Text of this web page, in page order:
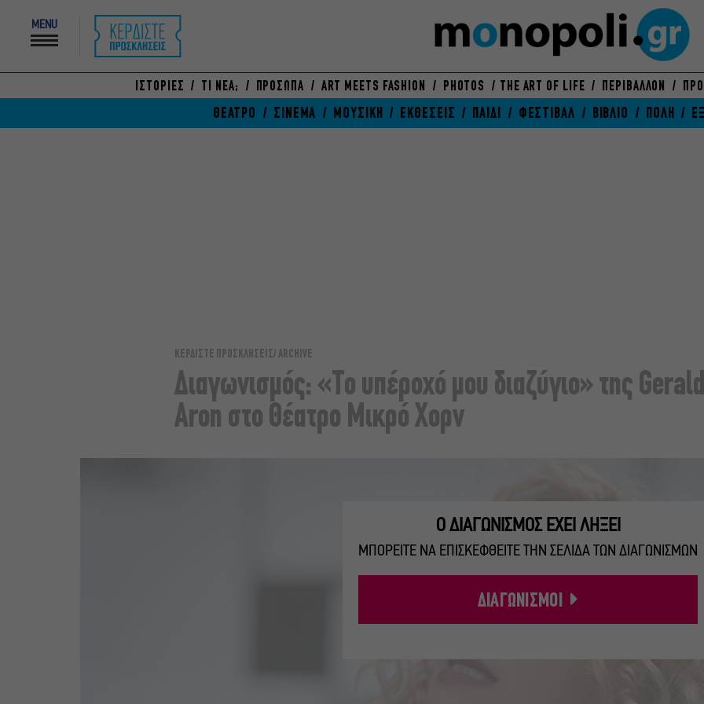
MENU
ΙΣΤΟΡΙΕΣ ΤΙ ΝΕΑ; ΠΡΟΣΩΠΑ ART MEETS FASHION PHOTOS THE ART OF LIFE ΠΕΡΙΒΑΛΛΟΝ
ΘΕΑΤΡΟ ΣΙΝΕΜΑ ΜΟΥΣΙΚΗ ΕΚΘΕΣΕΙΣ ΠΑΙΔΙ ΦΕΣΤΙΒΑΛ ΒΙΒΛΙΟ ΠΟΛΗ
ΚΕΡΔΙΣΤΕ ΠΡΟΣΚΛΗΣΕΙΣ ARCHIVE
Διαγωνισμός: «To υπέροχό μου διαζύγιο» της
Aron στο Θέατρο Μικρό Χορν
Ο ΔΙΑΓΩΝΙΣΜΟΣ ΕΧΕΙ ΛΗΞΕΙ
ΜΠΟΡΕΙΤΕ ΝΑ ΕΠΙΣΚΕΦΘΕΙΤΕ ΤΗΝ ΣΕΛΙΔΑ ΤΩΝ ΔΙΑΓΩΝΙΣΜΩΝ
ΔΙΑΓΩΝΙΣΜΟΙ